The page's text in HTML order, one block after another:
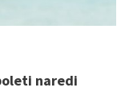
naredi